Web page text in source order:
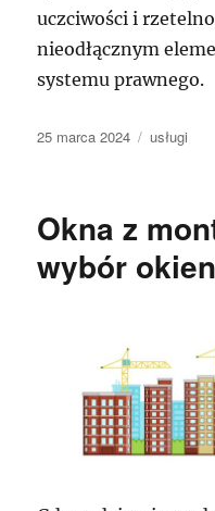
uczciwości i
nieodłącznym
systemu prawnego.
Data
25 marca 2024 Kategorie
usługi
Okna z
wybór okien